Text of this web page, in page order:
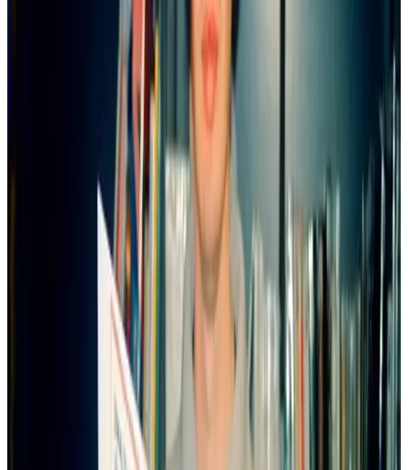
dezho pa oant yaouank, ha dreist-holl pa'z eo gwir eo berr an
istorioù, war ur bajennad pe ziv, aezet da lenn ha da gompren. Un
tammig evel Gaston Lagaffe ha reoù all er c'hiz-se. Bandennoù-
treset a blij kalz d'ar vugale, ar re-mañ bepred, abalamour n'eo ket re
hir an istor na re ziaes da lenn evel Tintin, zo bet troet e brezhoneg
gant An Here, pe Blake ha Mortimer ha c'hoazh... Da lavarout eo
n'eo ket re uhel al live yezh, er c'hiz-se e vezo tapet troioù-lavar
pemdez gant ar vugale gant plijadur. Ar pezh a zo mat ivez evit an
dud deuet o teskiñ brezhoneg ivez.
Gant piv eo bet troet ?
Ar braz eus al labour a zo bet graet gant Arno Elegoed. E vreur en
deus adlennet pep tra. Goude-se o deus goulennet sikour digant Ofis
ar Brezhoneg a zo barrek d'ober seurt traoù. Fulup Jakez, eus an
Ofis, en deus adlennet pep tra ivez, ha gwellaet an traoù a-wezhioù.
An diaesañ a oa treiñ an onomatopeennoù, n'eus ket a-walc'h a
draoù er geridadurioù an deiz hiziv diwar o fenn c'hoazh. Sell e oa
lavaret dezho adlenn niverennoù Tintin, abalamour d'al labour a oa
bet graet war an dachenn-se c'hoazh gant tud An Here.
Bremañ, emichañs ho po c'hoant da lenn troioù-kaer hon daou
ganfard Boulig & Billig. Abalamour da c'houzout hiroc'h e
c'hallfec'h mont da welout war ar Genrouedad al lec'hienn-mañ :
Stefan Alliot, Kristof Konan